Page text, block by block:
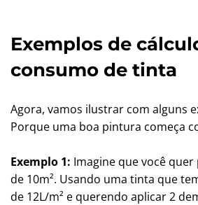
Exemplos de
consumo de tinta
Agora, vamos ilustrar com alguns
Porque uma boa pintura começa
Exemplo 1: Imagine que você
de 10m². Usando uma tinta que
de 12L/m² e querendo aplicar 2